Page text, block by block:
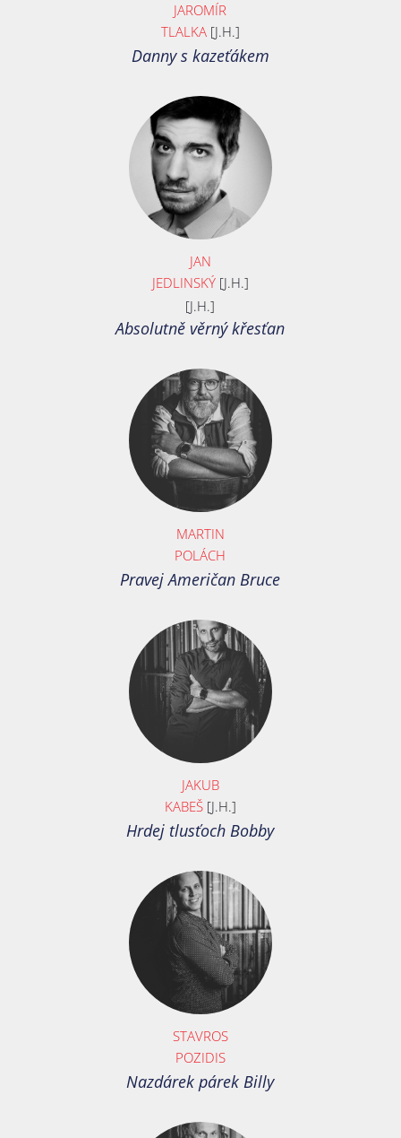
JAROMÍR
TLALKA[J.H.]
Danny s kazeťákem
JAN
JEDLINSKÝ[J.H.]
[J.H.]
Absolutně věrný křesťan
MARTIN
POLÁCH
Pravej Američan Bruce
JAKUB
KABEŠ[J.H.]
Hrdej tlusťoch Bobby
STAVROS
POZIDIS
Nazdárek párek Billy